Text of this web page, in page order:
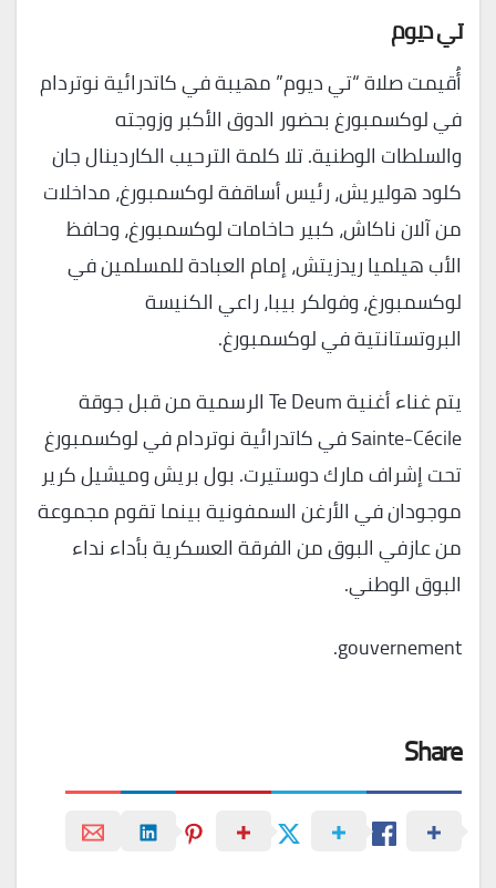
تي ديوم
أُقيمت صلاة “تي ديوم” مهيبة في كاتدرائية نوتردام
في لوكسمبورغ بحضور الدوق الأكبر وزوجته
والسلطات الوطنية. تلا كلمة الترحيب الكاردينال جان
كلود هوليريش، رئيس أساقفة لوكسمبورغ، مداخلات
من آلان ناكاش، كبير حاخامات لوكسمبورغ، وحافظ
الأب هيلميا ريدزيتش، إمام العبادة للمسلمين في
لوكسمبورغ، وفولكر بيبا، راعي الكنيسة
البروتستانتية في لوكسمبورغ.
يتم غناء أغنية Te Deum الرسمية من قبل جوقة
Sainte-Cécile في كاتدرائية نوتردام في لوكسمبورغ
تحت إشراف مارك دوستيرت. بول بريش وميشيل كرير
موجودان في الأرغن السمفونية بينما تقوم مجموعة
من عازفي البوق من الفرقة العسكرية بأداء نداء
البوق الوطني.
gouvernement.
Share